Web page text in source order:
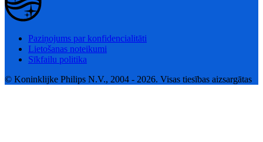
Paziņojums par konfidencialitāti
Lietošanas noteikumi
Sīkfailu politika
© Koninklijke Philips N.V., 2004 - 2026. Visas tiesības aizsargātas